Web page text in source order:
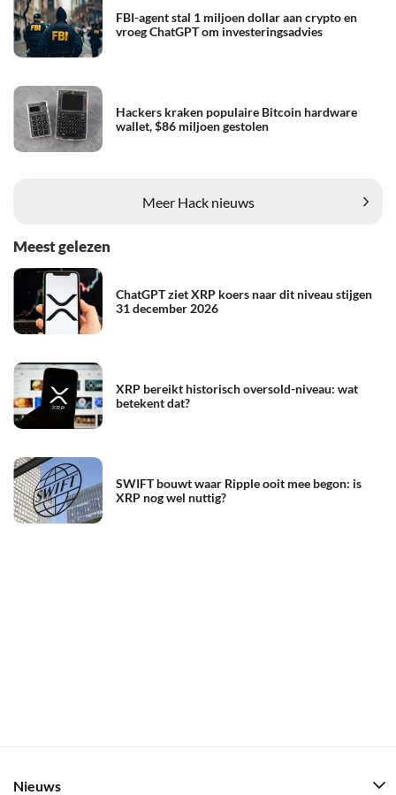
FBI-agent stal 1 miljoen dollar aan crypto en
vroeg ChatGPT om investeringsadvies
Hackers kraken populaire Bitcoin hardware
wallet, $86 miljoen gestolen
Meer Hack nieuws
Meest gelezen
ChatGPT ziet XRP koers naar dit niveau stijgen
31 december 2026
XRP bereikt historisch oversold-niveau: wat
betekent dat?
SWIFT bouwt waar Ripple ooit mee begon: is
XRP nog wel nuttig?
Nieuws